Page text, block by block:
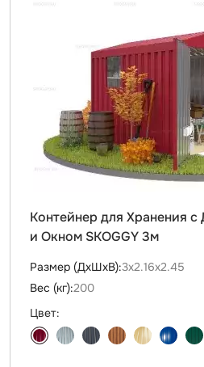
Контейнер для Хранения
и Окном SKOGGY 3м
Размер (ДxШxВ):3х2.16х2.45
Вес (кг):200
Цвет: